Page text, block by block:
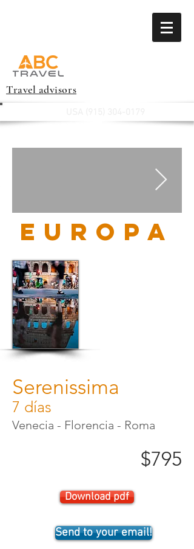
Travel advisors
Europa
Serenissima
7 días
Venecia - Florencia - Roma
$795
Download pdf
Send to your email!